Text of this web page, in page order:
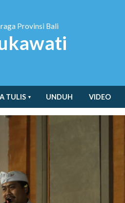
Provinsi Bali
TULIS UNDUH VIDEO